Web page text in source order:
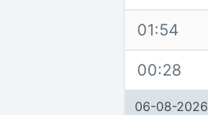
01:54
00:28
06-08-2026